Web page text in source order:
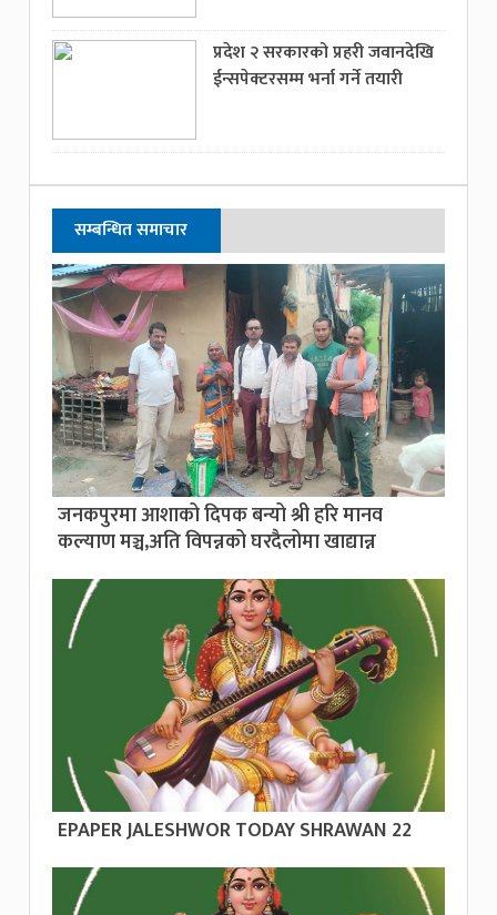
प्रदेश २ सरकारको प्रहरी जवानदेखि
ईन्सपेक्टरसम्म भर्ना गर्ने तयारी
सम्बन्धित समाचार
जनकपुरमा आशाको दिपक बन्यो श्री हरि मानव
कल्याण मञ्च,अति विपन्नको घरदैलोमा खाद्यान्न
EPAPER JALESHWOR TODAY SHRAWAN 22